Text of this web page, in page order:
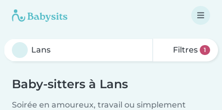
Filtres 1
Baby-sitters à Lans
Soirée en amoureux, travail ou simplement